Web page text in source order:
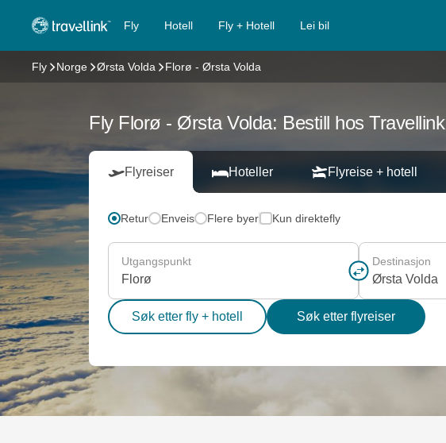
Fly Hotell Fly + Hotell Lei bil
Fly Norge Ørsta Volda Florø - Ørsta Volda
Fly Florø - Ørsta Volda: Bestill hos Travellink
Flyreiser Hoteller Flyreise + hotell
Retur Enveis Flere byer Kun direktefly
Utgangspunkt Destinasjon
Søk etter fly + hotell Søk etter flyreiser